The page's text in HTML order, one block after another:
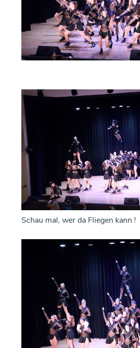
Schau mal, wer da Fliegen kann !